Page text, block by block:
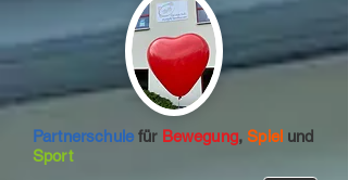
Partnerschulefür Bewegung,Spiel und
Sport